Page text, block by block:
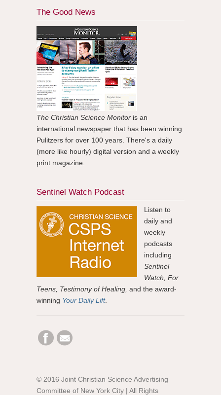
The Good News
The Christian Science Monitor is an
international newspaper that has been winning
Pulitzers for over 100 years. There's a daily
(more like hourly) digital version and a weekly
print magazine.
Sentinel Watch Podcast
Listen to
daily and
weekly
podcasts
including
Sentinel
Watch, For
Teens, Testimony of Healing, and the award-
winning Your Daily Lift.
© 2016 Joint Christian Science Advertising
Committee of New York City | All Rights